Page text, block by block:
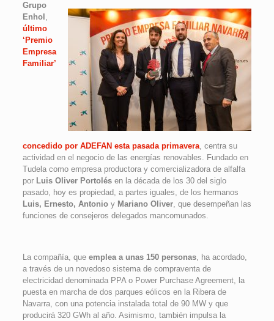
Grupo
Enhol ,
último
‘Premio
Empresa
Familiar’
concedido por ADEFAN esta pasada primavera, centra su
actividad en el negocio de las energías renovables. Fundado en
Tudela como empresa productora y comercializadora de alfalfa
por Luis Oliver Portolésen la década de los 30 del siglo
pasado, hoy es propiedad, a partes iguales, de los hermanos
Luis, Ernesto, Antonioy Mariano Oliver, que desempeñan las
funciones de consejeros delegados mancomunados.
La compañía, que emplea a unas 150 personas, ha acordado,
a través de un novedoso sistema de compraventa de
electricidad denominada PPA o Power Purchase Agreement, la
puesta en marcha de dos parques eólicos en la Ribera de
Navarra, con una potencia instalada total de 90 MW y que
producirá 320 GWh al año. Asimismo, también impulsa la